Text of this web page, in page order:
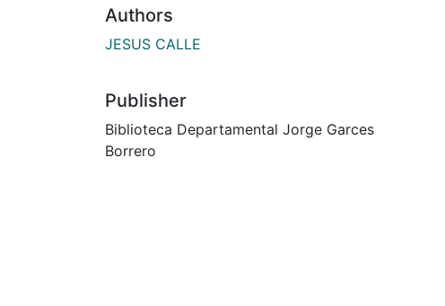
Authors
JESUS CALLE
Publisher
Biblioteca Departamental Jorge Garces
Borrero